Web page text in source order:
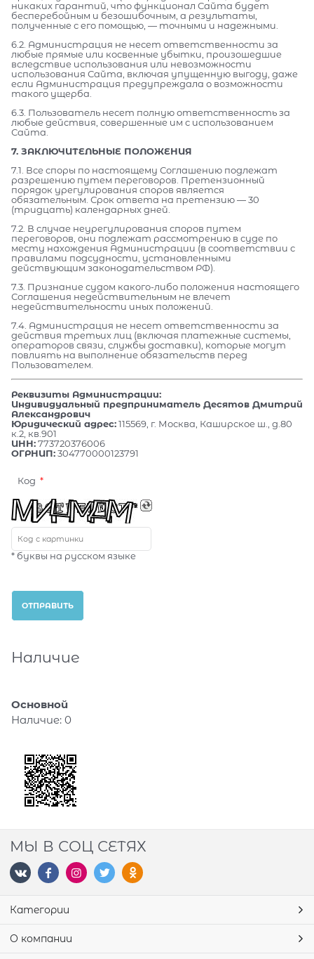
никаких гарантий, что функционал Сайта будет
бесперебойным и безошибочным, а результаты,
полученные с его помощью, — точными и надежными.
6.2. Администрация не несет ответственности за
любые прямые или косвенные убытки, произошедшие
вследствие использования или невозможности
использования Сайта, включая упущенную выгоду, даже
если Администрация предупреждала о возможности
такого ущерба.
6.3. Пользователь несет полную ответственность за
любые действия, совершенные им с использованием
Сайта.
7. ЗАКЛЮЧИТЕЛЬНЫЕ ПОЛОЖЕНИЯ
7.1. Все споры по настоящему Соглашению подлежат
разрешению путем переговоров. Претензионный
порядок урегулирования споров является
обязательным. Срок ответа на претензию — 30
(тридцать) календарных дней.
7.2. В случае неурегулирования споров путем
переговоров, они подлежат рассмотрению в суде по
месту нахождения Администрации (в соответствии с
правилами подсудности, установленными
действующим законодательством РФ).
7.3. Признание судом какого-либо положения настоящего
Соглашения недействительным не влечет
недействительности иных положений.
7.4. Администрация не несет ответственности за
действия третьих лиц (включая платежные системы,
операторов связи, службы доставки), которые могут
повлиять на выполнение обязательств перед
Пользователем.
Реквизиты Администрации:
Индивидуальный предприниматель Десятов Дмитрий
Александрович
Юридический адрес:115569, г. Москва, Каширское ш., д.80
к.2, кв.901
ИНН:773720376006
ОГРНИП:304770000123791
Код
* буквы на русском языке
Наличие
Основной
Наличие: 0
МЫ В СОЦ СЕТЯХ
Категории
О компании